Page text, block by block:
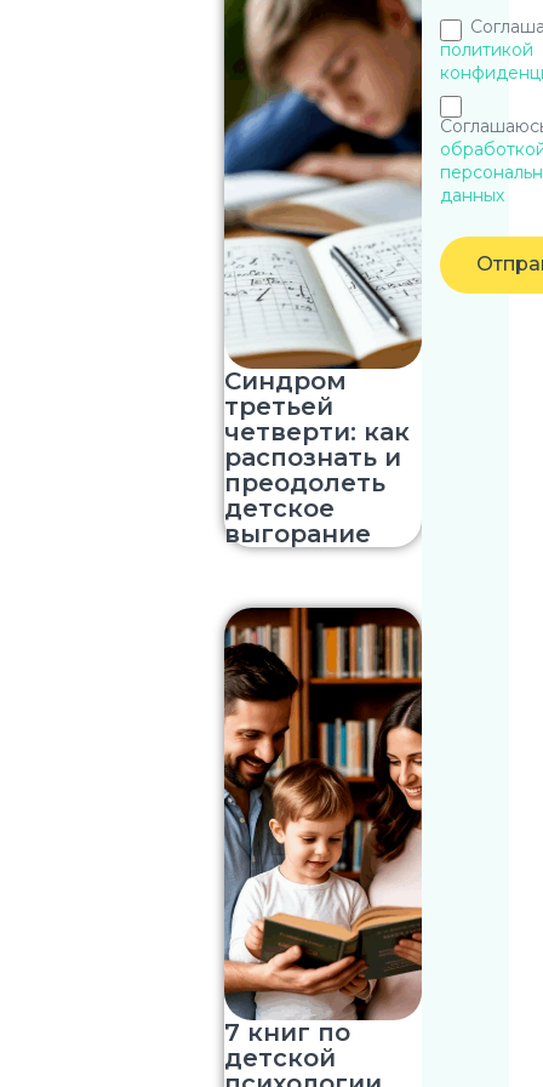
Синдром
третьей
четверти: как
распознать и
преодолеть
детское
выгорание
7 книг по
детской
политикой
данных